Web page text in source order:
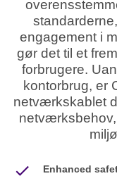
engagement i
gør det til et
forbrugere.
kontorbrug, er
netværkskablet
Enhanced